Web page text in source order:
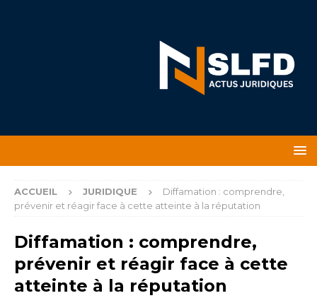
ACCUEIL JURIDIQUE
Diffamation : comprendre,
prévenir et réagir face à cette atteinte à la réputation
Diffamation : comprendre,
prévenir et réagir face à cette
atteinte à la réputation